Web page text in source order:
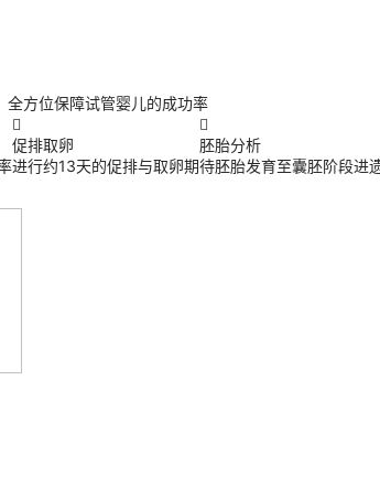
全方位保障试管婴儿的成功率

促排取卵
进行约13天的促排与取卵期

胚胎分析
待胚胎发育至囊胚阶段进